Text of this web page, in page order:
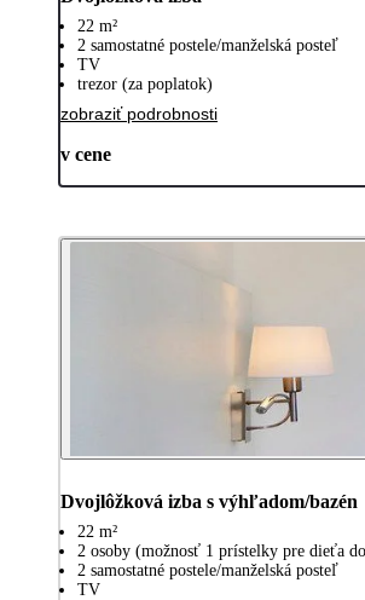
22 m²
2 samostatné postele/manželská posteľ
TV
trezor (za poplatok)
zobraziť podrobnosti
v cene
Dvojlôžková izba s výhľadom/bazén
22 m²
2 osoby (možnosť 1 prístelky pre dieťa
2 samostatné postele/manželská posteľ
TV